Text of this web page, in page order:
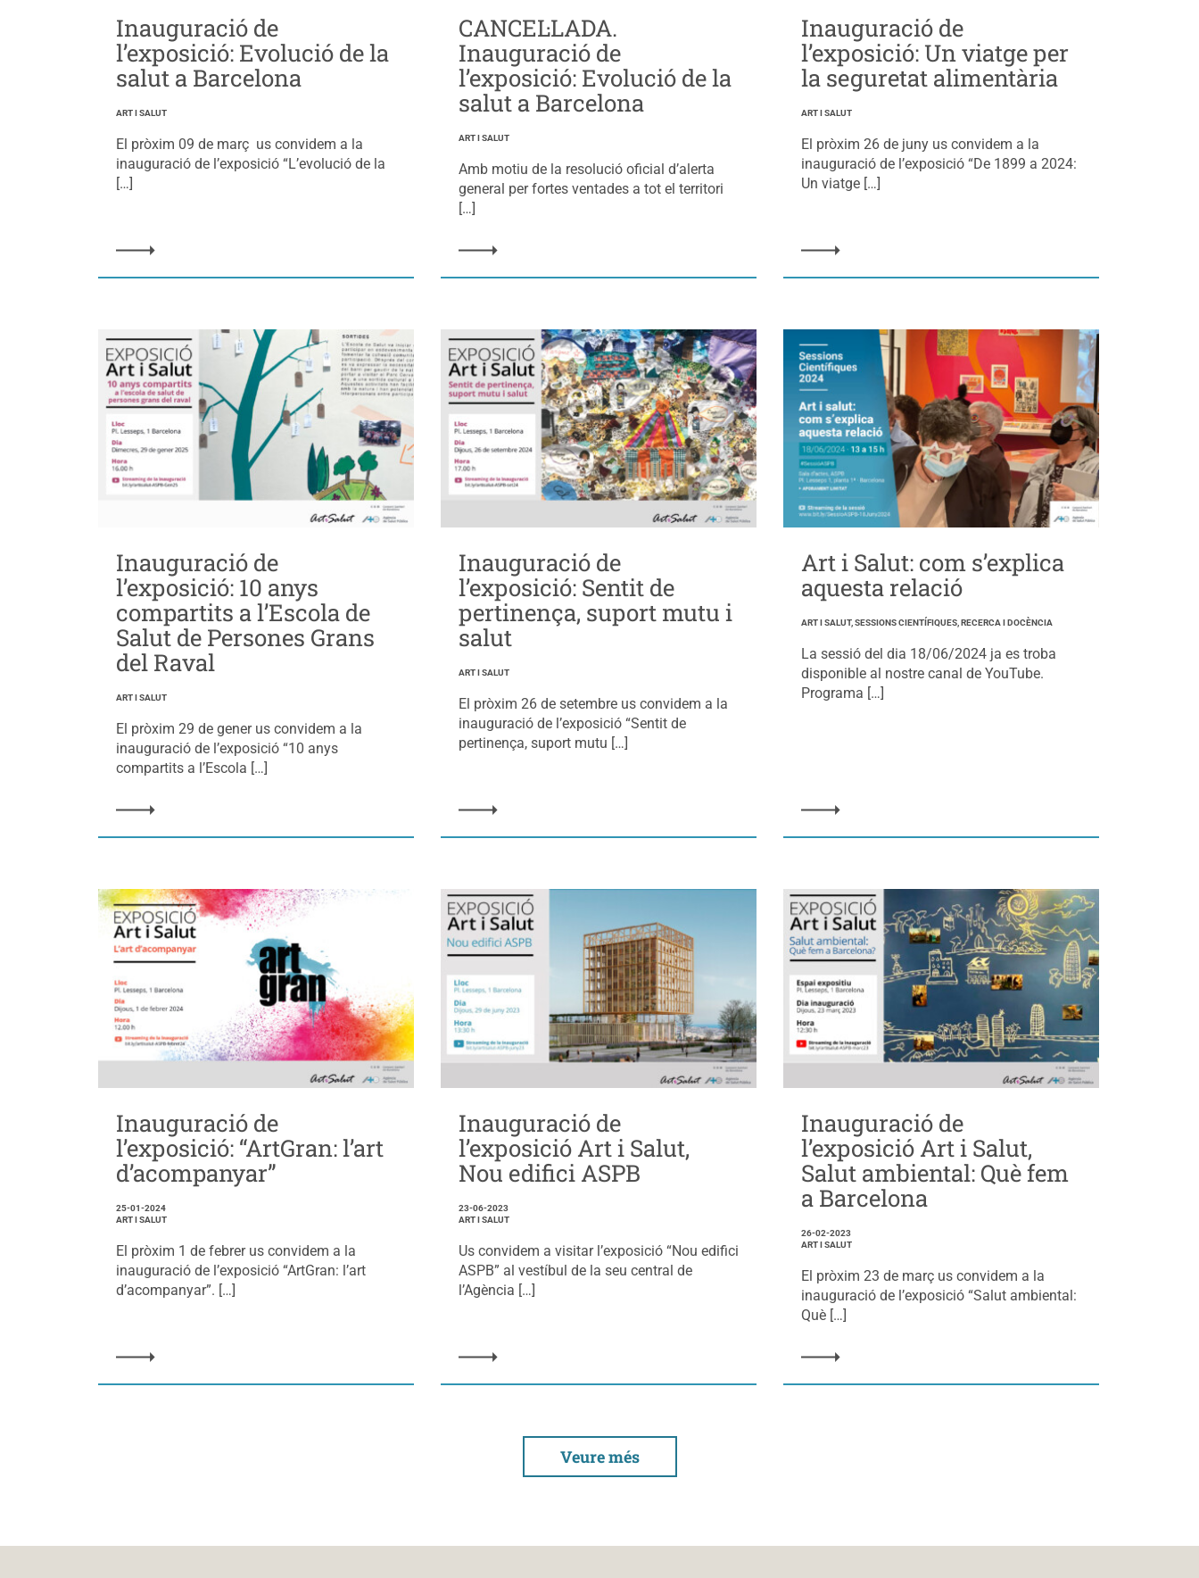
Inauguració de
l’exposició: Evolució de la
salut a Barcelona
ART I SALUT
El pròxim 09 de març us convidem a la
inauguració de l’exposició “L’evolució de la
[…]
CANCEL·LADA.
Inauguració de
l’exposició: Evolució de la
salut a Barcelona
ART I SALUT
Amb motiu de la resolució oficial d’alerta
general per fortes ventades a tot el territori
[…]
Inauguració de
l’exposició: Un viatge per
la seguretat alimentària
ART I SALUT
El pròxim 26 de juny us convidem a la
inauguració de l’exposició “De 1899 a 2024:
Un viatge […]
Inauguració de
l’exposició: 10 anys
compartits a l’Escola de
Salut de Persones Grans
del Raval
ART I SALUT
El pròxim 29 de gener us convidem a la
inauguració de l’exposició “10 anys
compartits a l’Escola […]
Inauguració de
l’exposició: Sentit de
pertinença, suport mutu i
salut
ART I SALUT
El pròxim 26 de setembre us convidem a la
inauguració de l’exposició “Sentit de
pertinença, suport mutu […]
Art i Salut: com s’explica
aquesta relació
ART I SALUT, SESSIONS CIENTÍFIQUES, RECERCA I DOCÈNCIA
La sessió del dia 18/06/2024 ja es troba
disponible al nostre canal de YouTube.
Programa […]
Inauguració de
l’exposició: “ArtGran: l’art
d’acompanyar”
25-01-2024
ART I SALUT
El pròxim 1 de febrer us convidem a la
inauguració de l’exposició “ArtGran: l’art
d’acompanyar”. […]
Inauguració de
l’exposició Art i Salut,
Nou edifici ASPB
23-06-2023
ART I SALUT
Us convidem a visitar l’exposició “Nou edifici
ASPB” al vestíbul de la seu central de
l’Agència […]
Inauguració de
l’exposició Art i Salut,
Salut ambiental: Què fem
a Barcelona
26-02-2023
ART I SALUT
El pròxim 23 de març us convidem a la
inauguració de l’exposició “Salut ambiental:
Què […]
Veure més